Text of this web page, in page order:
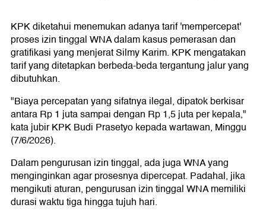
KPK diketahui menemukan adanya tarif 'mempercepat'
proses izin tinggal WNA dalam kasus pemerasan dan
gratifikasi yang menjerat Silmy Karim. KPK mengatakan
tarif yang ditetapkan berbeda-beda tergantung jalur yang
dibutuhkan.
"Biaya percepatan yang sifatnya ilegal, dipatok berkisar
antara Rp 1 juta sampai dengan Rp 1,5 juta per kepala,"
kata jubir KPK Budi Prasetyo kepada wartawan, Minggu
(7/6/2026).
Dalam pengurusan izin tinggal, ada juga WNA yang
menginginkan agar prosesnya dipercepat. Padahal, jika
mengikuti aturan, pengurusan izin tinggal WNA memiliki
durasi waktu tiga hingga tujuh hari.